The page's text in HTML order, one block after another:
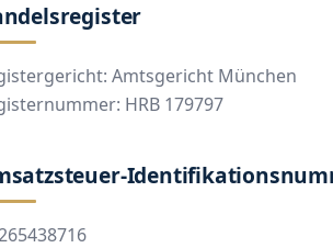
Amtsgericht München
HRB 179797